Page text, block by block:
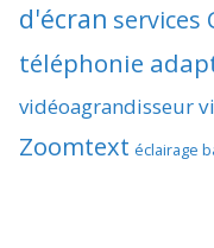
d'écran services
téléphonie
vidéoagrandisseur
Zoomtext éclairage